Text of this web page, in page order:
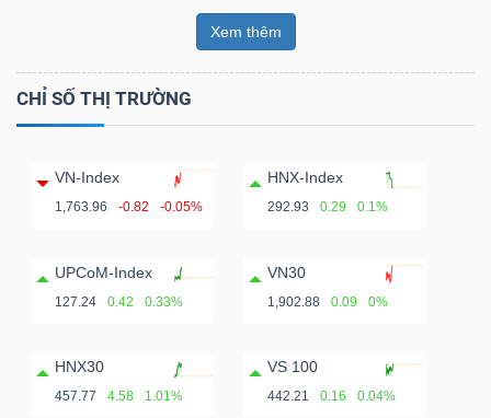
Xem thêm
CHỈ SỐ THỊ TRƯỜNG
VN-Index
1,763.96 -0.82 -0.05%
HNX-Index
292.93 0.29 0.1%
UPCoM-Index
127.24 0.42 0.33%
VN30
1,902.88 0.09 0%
HNX30
457.77 4.58 1.01%
VS 100
442.21 0.16 0.04%